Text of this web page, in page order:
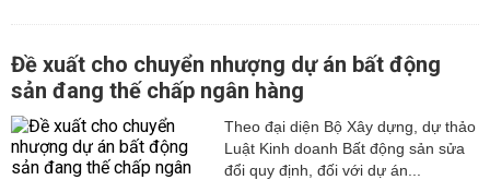
Đề xuất cho chuyển nhượng dự án bất động
sản đang thế chấp ngân hàng
Theo đại diện Bộ Xây dựng, dự thảo
Luật Kinh doanh Bất động sản sửa
đổi quy định, đối với dự án...